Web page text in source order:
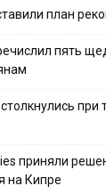
план
пять
при
приняли
на Кипре